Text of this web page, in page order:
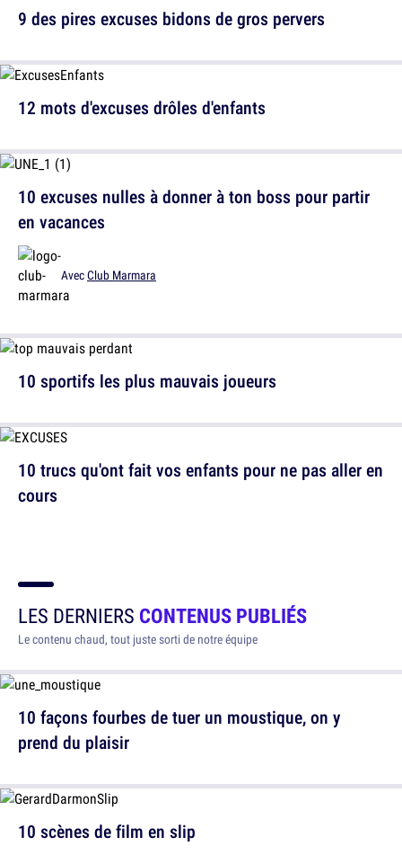
9 des pires excuses bidons de gros pervers
10 excuses nulles à donner à ton boss pour partir
en vacances
AvecClub Marmara
10 trucs qu'ont fait vos enfants pour ne pas aller en
cours
12 mots d'excuses drôles d'enfants
10 sportifs les plus mauvais joueurs
LES DERNIERS CONTENUS PUBLIÉS
Le contenu chaud, tout juste sorti de notre équipe
10 façons fourbes de tuer un moustique, on y
prend du plaisir
10 scènes de film en slip